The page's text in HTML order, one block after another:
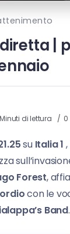
|
di lettura
su Italia 1 ,
Forest,
con le
Band.